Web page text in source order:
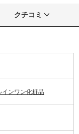
クチコミ
インワン化粧品